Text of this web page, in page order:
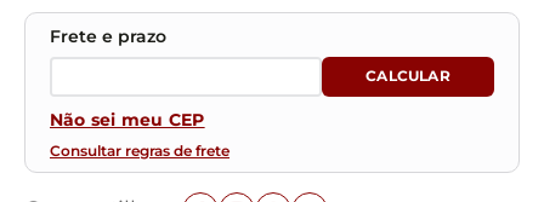
Não sei meu CEP
Consultar regras de frete